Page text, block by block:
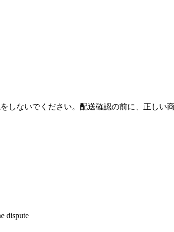
しないでください。配送確認の前に、正し
dispute